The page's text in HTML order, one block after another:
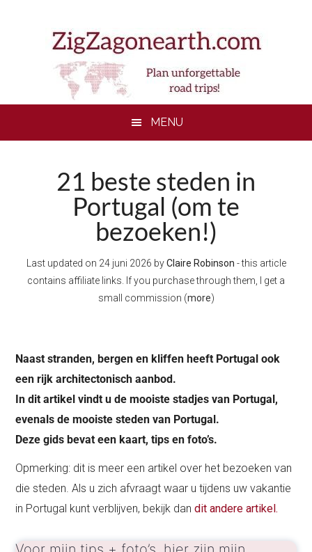
MENU
21 beste steden in
Portugal (om te
bezoeken!)
Last updated on 24 juni 2026 byClaire Robinson - this article
contains affiliate links. If you purchase through them, I get a
small commission (more)
Naast stranden, bergen en kliffen heeft Portugal ook
een rijk architectonisch aanbod.
In dit artikel vindt u de mooiste stadjes van Portugal,
evenals de mooiste steden van Portugal.
Deze gids bevat een kaart, tips en foto’s.
Opmerking: dit is meer een artikel over het bezoeken van
die steden. Als u zich afvraagt waar u tijdens uw vakantie
in Portugal kunt verblijven, bekijk dandit andere artikel.